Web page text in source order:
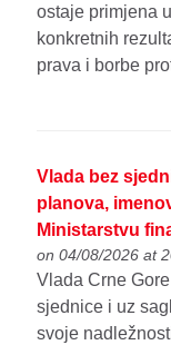
ostaje primjena
konkretnih
prava i borbe
Vlada bez
planova,
Ministarstvu
on 04/08/2026 at
Vlada Crne
sjednice i uz
svoje